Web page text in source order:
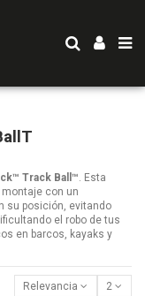
Track Ball™ . Esta
con un
su posición, evitando
el robo de tus
en barcos, kayaks y
Relevancia 2